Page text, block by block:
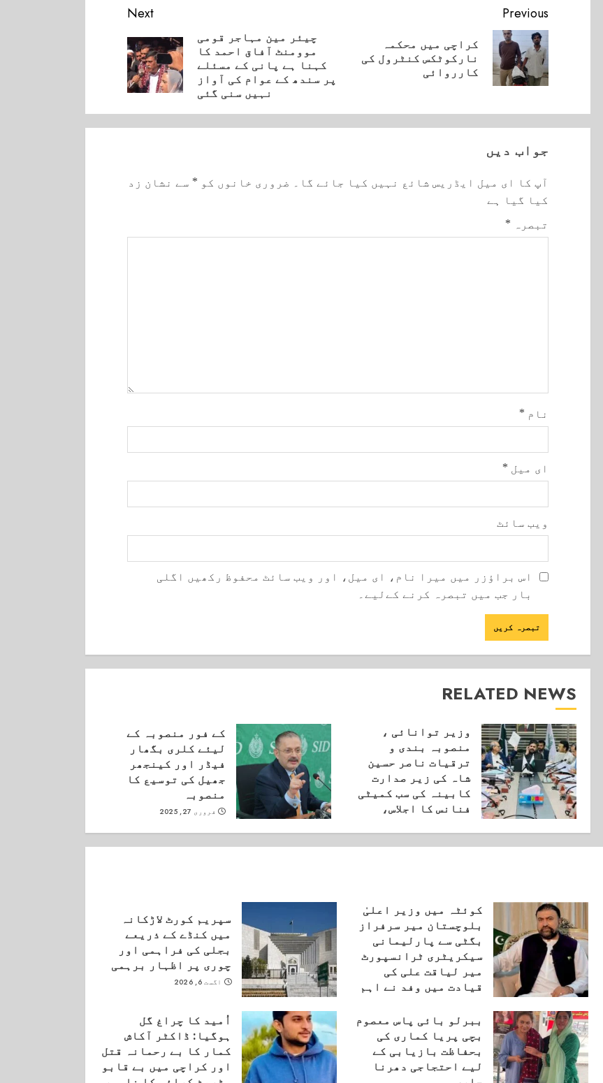
Continue
Reading
Previous
Previous
post:
کراچی میں محکمہ
نارکوٹکس کنٹرول کی
کارروائی
Next
Next
post:
چیئر مین مہاجر قومی
موومنٹ آفاق احمد کا
کہنا ہے پانی کے مسئلے
پر سندھ کے عوام کی آواز
نہیں سنی گئی
جواب دیں
آپ کا ای میل ایڈریس شائع نہیں کیا جائے گا۔ ضروری خانوں کو * سے نشان زد
کیا گیا ہے
تبصرہ *
نام *
ای میل *
ویب‌ سائٹ
اس براؤزر میں میرا نام، ای میل، اور ویب سائٹ محفوظ رکھیں اگلی
بار جب میں تبصرہ کرنے کےلیے۔
RELATED NEWS
وزیر توانائی ،
منصوبہ بندی و
ترقیات ناصر حسین
شاہ کی زیر صدارت
کابینہ کی سب کمیٹی
فنانس کا اجلاس،
کے فور منصوبہ کے
لیئے کلری بگھار
فیڈر اور کینجھر
جھیل کی توسیع کا
منصوبہ
فروری 27, 2025
کوئٹہ میں وزیر اعلیٰ
بلوچستان میر سرفراز
بگٹی سے پارلیمانی
سیکریٹری ٹرانسپورٹ
میر لیاقت علی کی
قیادت میں وفد نے اہم
اگست 6, 2026
سپریم کورٹ لاڑکانہ
میں کنڈے کے ذریعے
بجلی کی فراہمی اور
چوری پر اظہار برہمی
اگست 6, 2026
ببرلو بائی پاس معصوم
بچی پریا کماری کی
بحفاظت بازیابی کے
لیے احتجاجی دھرنا
اُمید کا چراغ گل
ہوگیا: ڈاکٹر آکاش
کمار کا بے رحمانہ قتل
اور کراچی میں بے قابو